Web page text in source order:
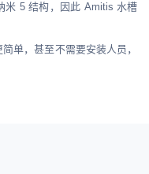
米 5 结构，因此 Amitis 水槽
单，甚至不需要安装人员，